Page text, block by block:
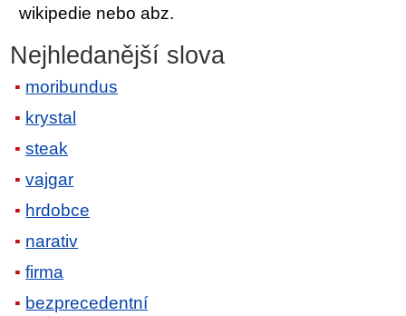
wikipedie nebo abz.
Nejhledanější slova
moribundus
krystal
steak
vajgar
hrdobce
narativ
firma
bezprecedentní